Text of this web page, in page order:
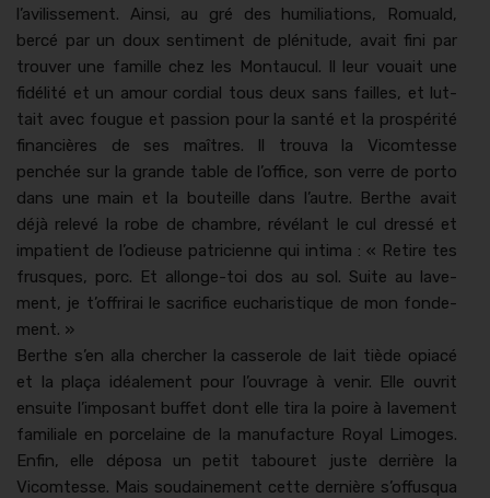
l’avilissement. Ain­si, au gré des humil­i­a­tions, Romuald,
bercé par un doux sen­ti­ment de pléni­tude, avait fini par
trou­ver une famille chez les Mon­tau­cul. Il leur vouait une
fidél­ité et un amour cor­dial tous deux sans failles, et lut­
tait avec fougue et pas­sion pour la san­té et la prospérité
finan­cières de ses maîtres. Il trou­va la Vicomtesse
penchée sur la grande table de l’office, son verre de por­to
dans une main et la bouteille dans l’autre. Berthe avait
déjà relevé la robe de cham­bre, révélant le cul dressé et
impa­tient de l’odieuse patrici­enne qui inti­ma : « Retire tes
frusques, porc. Et allonge-toi dos au sol. Suite au lave­
ment, je t’offrirai le sac­ri­fice eucharis­tique de mon fonde­
ment. »
Berthe s’en alla chercher la casse­role de lait tiède opi­acé
et la plaça idéale­ment pour l’ouvrage à venir. Elle ouvrit
ensuite l’imposant buf­fet dont elle tira la poire à lave­ment
famil­iale en porce­laine de la man­u­fac­ture Roy­al Limo­ges.
Enfin, elle déposa un petit tabouret juste der­rière la
Vicomtesse. Mais soudaine­ment cette dernière s’offusqua